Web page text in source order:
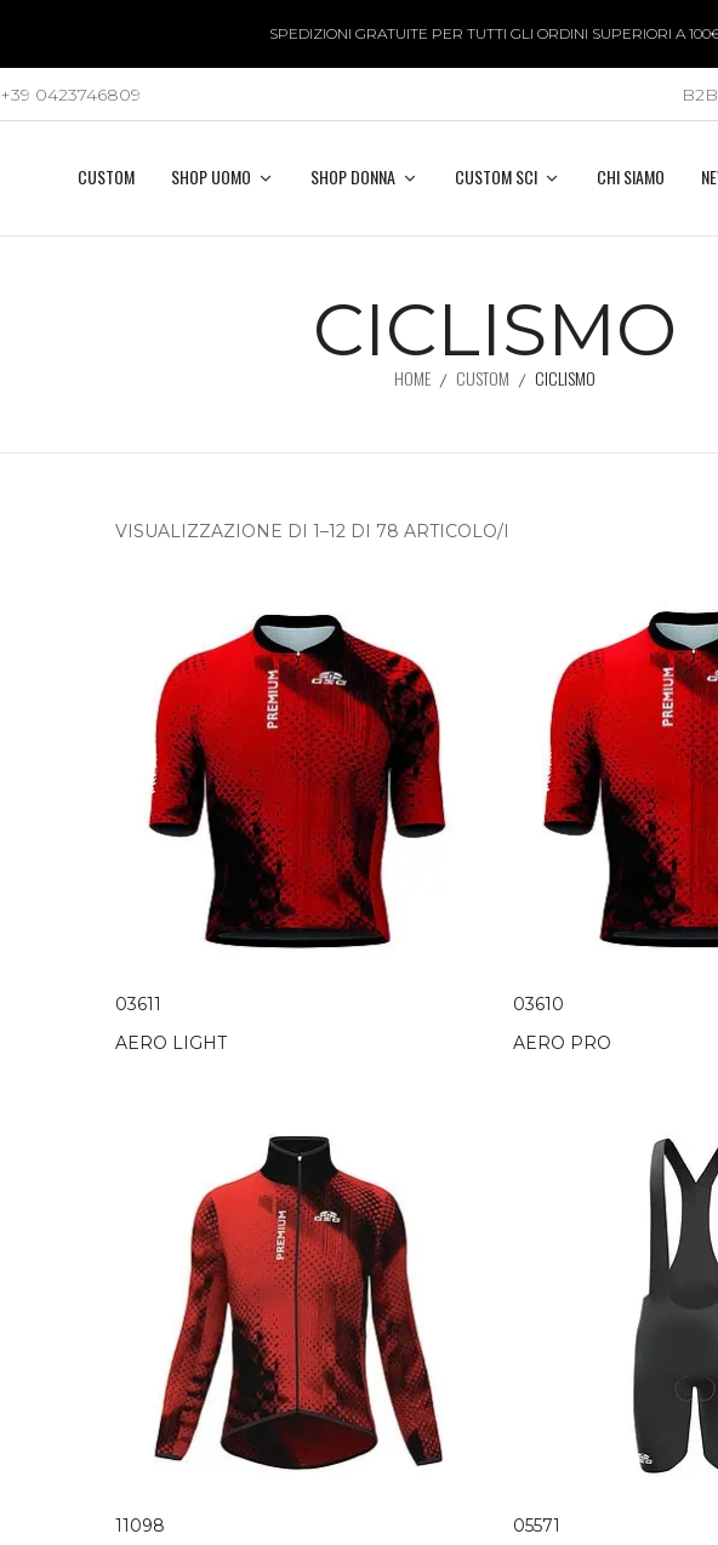
SPEDIZIONI GRATUITE PER TUTTI GLI ORDINI SUPERIORI A
+39 0423746809 B2B
CUSTOM SHOP UOMO SHOP DONNA CUSTOM SCI CHI SIAMO
CICLISMO
HOME CUSTOM CICLISMO
VISUALIZZAZIONE DI 1–12 DI 78 ARTICOLO/I
03611
AERO LIGHT
03610
AERO PRO
11098
05571